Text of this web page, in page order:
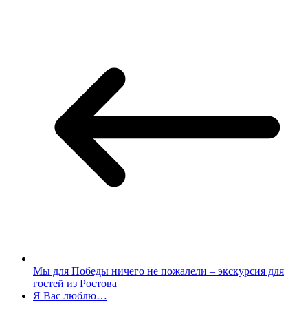
Мы для Победы ничего не пожалели – экскурсия для
гостей из Ростова
Я Вас люблю…